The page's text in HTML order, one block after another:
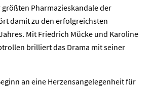
Pharmazieskandale der
damit zu den erfolgreichsten
Mit Friedrich Mücke und Karoline
brilliert das Drama mit seiner
an eine Herzensangelegenheit für